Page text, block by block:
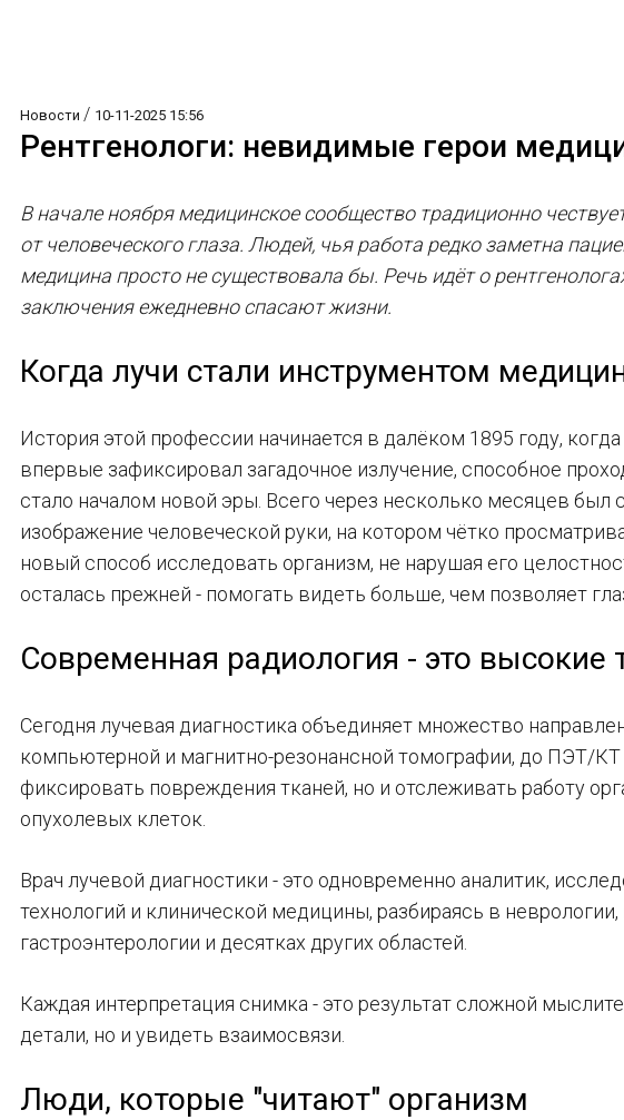
Новости/ 10-11-2025 15:56
Рентгенологи: невидимые герои
В начале ноября медицинское сообщество традиционно
от человеческого глаза. Людей, чья работа редко заметна
медицина просто не существовала бы. Речь идёт о
заключения ежедневно спасают жизни.
Когда лучи стали инструментом
История этой профессии начинается в далёком 1895 году,
впервые зафиксировал загадочное излучение, способное
стало началом новой эры. Всего через несколько месяцев
изображение человеческой руки, на котором чётко
новый способ исследовать организм, не нарушая его
осталась прежней - помогать видеть больше, чем позволяет
Современная радиология - это высокие
Сегодня лучевая диагностика объединяет множество
компьютерной и магнитно-резонансной томографии, до ПЭТ/
фиксировать повреждения тканей, но и отслеживать работу
опухолевых клеток.
Врач лучевой диагностики - это одновременно аналитик,
технологий и клинической медицины, разбираясь в
гастроэнтерологии и десятках других областей.
Каждая интерпретация снимка - это результат сложной
детали, но и увидеть взаимосвязи.
Люди, которые "читают" организм